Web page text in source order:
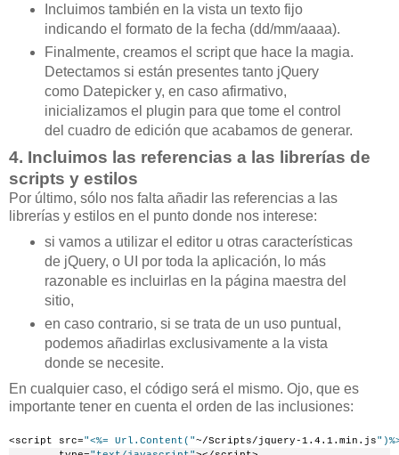
Incluimos también en la vista un texto fijo
indicando el formato de la fecha (dd/mm/aaaa).
Finalmente, creamos el script que hace la magia.
Detectamos si están presentes tanto jQuery
como Datepicker y, en caso afirmativo,
inicializamos el plugin para que tome el control
del cuadro de edición que acabamos de generar.
4. Incluimos las referencias a las librerías de
scripts y estilos
Por último, sólo nos falta añadir las referencias a las
librerías y estilos en el punto donde nos interese:
si vamos a utilizar el editor u otras características
de jQuery, o UI por toda la aplicación, lo más
razonable es incluirlas en la página maestra del
sitio,
en caso contrario, si se trata de un uso puntual,
podemos añadirlas exclusivamente a la vista
donde se necesite.
En cualquier caso, el código será el mismo. Ojo, que es
importante tener en cuenta el orden de las inclusiones:
<script src="<%= Url.Content("~/Scripts/jquery-1.4.1.min.js